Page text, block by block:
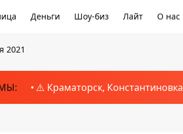
Деньги Шоу-биз Лайт О нас
2021
⚠️ Краматорск, Константиновка